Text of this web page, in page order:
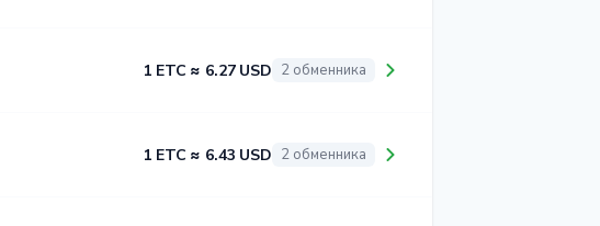
1 ETC ≈ 6.27 USD 2 обменника
1 ETC ≈ 6.43 USD 2 обменника